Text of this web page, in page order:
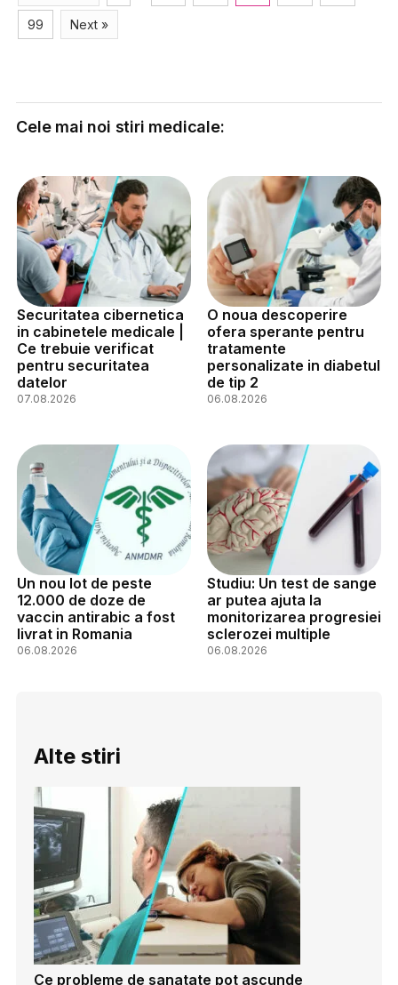
99 Next »
Cele mai noi stiri medicale:
Securitatea cibernetica
in cabinetele medicale |
Ce trebuie verificat
pentru securitatea
datelor
07.08.2026
O noua descoperire
ofera sperante pentru
tratamente
personalizate in diabetul
de tip 2
06.08.2026
Un nou lot de peste
12.000 de doze de
vaccin antirabic a fost
livrat in Romania
06.08.2026
Studiu: Un test de sange
ar putea ajuta la
monitorizarea progresiei
sclerozei multiple
06.08.2026
Alte stiri
Ce probleme de sanatate pot ascunde